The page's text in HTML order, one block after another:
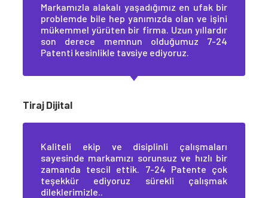
Markamızla alakalı yaşadığımız en ufak bir
problemde bile hep yanımızda olan ve işini
mükemmel yürüten bir firma. Uzun yıllardır
son derece memnun olduğumuz 7-24
Patenti kesinlikle tavsiye ediyoruz.
Tiraj Dijital
Kaliteli ekip ve disiplinli çalışmaları
sayesinde markamızı sorunsuz ve hızlı bir
zamanda tescil ettik. 7-24 Patente çok
teşekkür ediyoruz sürekli çalışmak
dileklerimizle..